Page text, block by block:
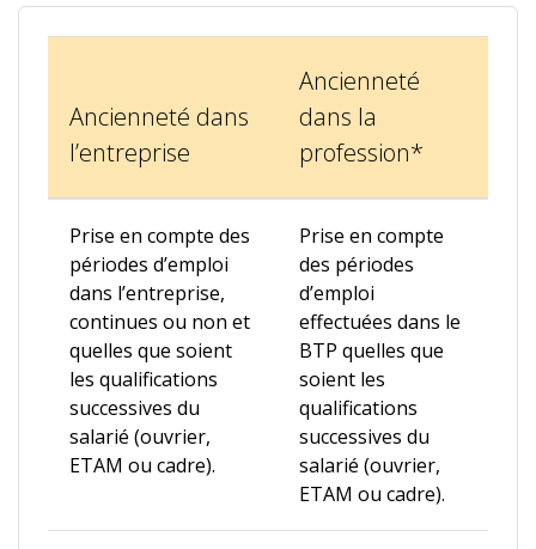
Ancienneté dans
l’entreprise
Ancienneté
dans la
profession*
Prise en compte des
périodes d’emploi
dans l’entreprise,
continues ou non et
quelles que soient
les qualifications
successives du
salarié (ouvrier,
ETAM ou cadre).
Prise en compte
des périodes
d’emploi
effectuées dans le
BTP quelles que
soient les
qualifications
successives du
salarié (ouvrier,
ETAM ou cadre).